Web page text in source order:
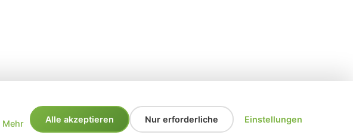
Mehr
Alle akzeptieren Nur erforderliche Einstellungen